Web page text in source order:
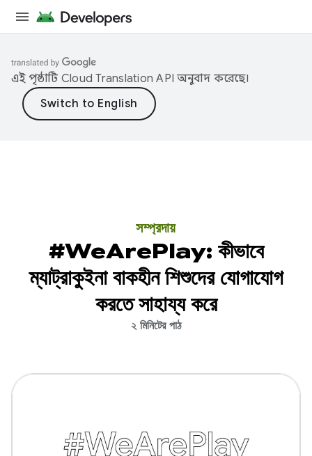
এই পৃষ্ঠাটি Cloud Translation API অনুবাদ করেছে।
সম্প্রদায়
#WeArePlay: কীভাবে
ম্যাট্রাকুইনা বাকহীন শিশুদের যোগাযোগ
করতে সাহায্য করে
২ মিনিটের পাঠ